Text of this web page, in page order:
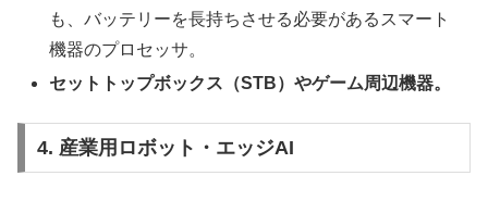
も、バッテリーを長持ちさせる必要があるスマート
機器のプロセッサ。
セットトップボックス（STB）やゲーム周辺機器。
4. 産業用ロボット・エッジAI